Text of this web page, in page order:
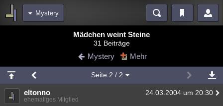
Mystery
Blogs
Chat Wiki Neuigkeiten
meine Rubriken
Menschen Mystery Kriminalfälle
Mädchen weint Steine
31 Beiträge
Mystery Mehr
Seite 2 / 2
eltonno 24.03.2004 um 20:30
ehemaliges Mitglied